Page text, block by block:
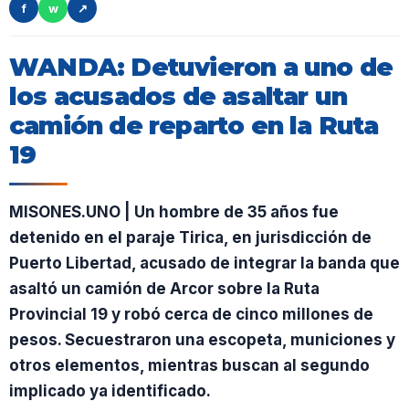
f
w ↗
WANDA: Detuvieron a uno de
los acusados de asaltar un
camión de reparto en la Ruta
19
MISONES.UNO | Un hombre de 35 años fue
detenido en el paraje Tirica, en jurisdicción de
Puerto Libertad, acusado de integrar la banda que
asaltó un camión de Arcor sobre la Ruta
Provincial 19 y robó cerca de cinco millones de
pesos. Secuestraron una escopeta, municiones y
otros elementos, mientras buscan al segundo
implicado ya identificado.